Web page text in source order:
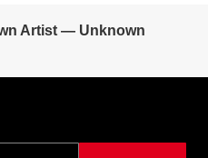
Artist — Unknown